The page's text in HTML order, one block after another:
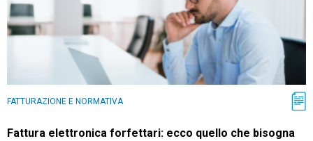
FATTURAZIONE E NORMATIVA
Fattura elettronica forfettari: ecco quello che bisogna